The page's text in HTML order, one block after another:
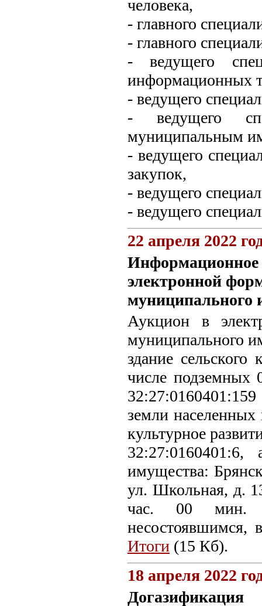
человека,
- главного
- главного
- ведущего
информационных
- ведущего
- ведущего
муниципальным
- ведущего
закупок,
- ведущего
- ведущего
22 апреля 2022
Информационное
электронной
муниципального
Аукцион в
муниципального
здание
числе подземных
земли населенных
культурное
32:27:0160401:6,
имущества:
ул. Школьная, д.
час. 00 мин.
несостоявшимся,
Итоги (15 Кб).
18 апреля 2022
Догазификация